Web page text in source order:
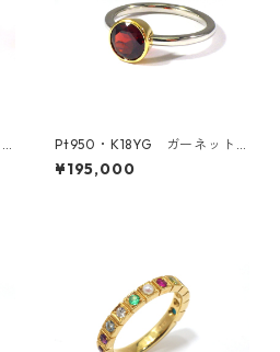
Pt950・K18YG ガーネット
リング（KR70740）
¥195,000